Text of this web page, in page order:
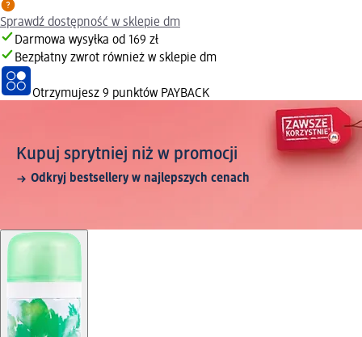
Sprawdź dostępność w sklepie dm
Darmowa wysyłka od 169 zł
Bezpłatny zwrot również w sklepie dm
Otrzymujesz 9 punktów PAYBACK
Kupuj sprytniej niż w promocji
Odkryj bestsellery w najlepszych cenach